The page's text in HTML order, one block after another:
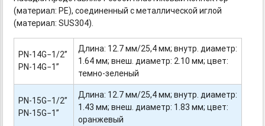
(материал: PE), соединенный с металлической иглой
(материал: SUS304).
PN-14G−1/2”
PN-14G−1”
Длина: 12.7 мм/25,4 мм; внутр. диаметр:
1.64 мм; внеш. диаметр: 2.10 мм; цвет:
темно-зеленый
PN-15G−1/2”
PN-15G−1”
Длина: 12.7 мм/25,4 мм; внутр. диаметр:
1.43 мм; внеш. диаметр: 1.83 мм; цвет:
оранжевый